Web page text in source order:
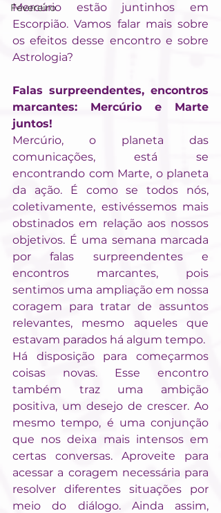
Fevereiro
Mercúrio estão juntinhos em
Escorpião. Vamos falar mais sobre
os efeitos desse encontro e sobre
Astrologia?
Falas surpreendentes, encontros
marcantes: Mercúrio e Marte
juntos!
Mercúrio, o planeta das
comunicações, está se
encontrando com Marte, o planeta
da ação. É como se todos nós,
coletivamente, estivéssemos mais
obstinados em relação aos nossos
objetivos. É uma semana marcada
por falas surpreendentes e
encontros marcantes, pois
sentimos uma ampliação em nossa
coragem para tratar de assuntos
relevantes, mesmo aqueles que
estavam parados há algum tempo.
Há disposição para começarmos
coisas novas. Esse encontro
também traz uma ambição
positiva, um desejo de crescer. Ao
mesmo tempo, é uma conjunção
que nos deixa mais intensos em
certas conversas. Aproveite para
acessar a coragem necessária para
resolver diferentes situações por
meio do diálogo. Ainda assim,